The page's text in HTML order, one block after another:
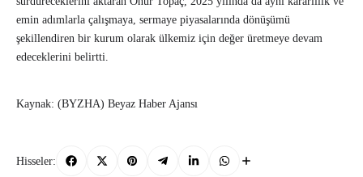
emin adımlarla çalışmaya, sermaye piyasalarında dönüşümü
şekillendiren bir kurum olarak ülkemiz için değer üretmeye devam
edeceklerini belirtti.
Kaynak: (BYZHA) Beyaz Haber Ajansı
Hisseler: